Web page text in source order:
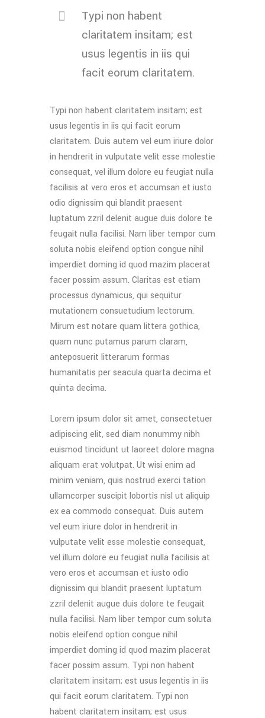
Typi non habent
claritatem insitam; est
usus legentis in iis qui
facit eorum claritatem.
Typi non habent claritatem insitam; est
usus legentis in iis qui facit eorum
claritatem. Duis autem vel eum iriure dolor
in hendrerit in vulputate velit esse molestie
consequat, vel illum dolore eu feugiat nulla
facilisis at vero eros et accumsan et iusto
odio dignissim qui blandit praesent
luptatum zzril delenit augue duis dolore te
feugait nulla facilisi. Nam liber tempor cum
soluta nobis eleifend option congue nihil
imperdiet doming id quod mazim placerat
facer possim assum. Claritas est etiam
processus dynamicus, qui sequitur
mutationem consuetudium lectorum.
Mirum est notare quam littera gothica,
quam nunc putamus parum claram,
anteposuerit litterarum formas
humanitatis per seacula quarta decima et
quinta decima.
Lorem ipsum dolor sit amet, consectetuer
adipiscing elit, sed diam nonummy nibh
euismod tincidunt ut laoreet dolore magna
aliquam erat volutpat. Ut wisi enim ad
minim veniam, quis nostrud exerci tation
ullamcorper suscipit lobortis nisl ut aliquip
ex ea commodo consequat. Duis autem
vel eum iriure dolor in hendrerit in
vulputate velit esse molestie consequat,
vel illum dolore eu feugiat nulla facilisis at
vero eros et accumsan et iusto odio
dignissim qui blandit praesent luptatum
zzril delenit augue duis dolore te feugait
nulla facilisi. Nam liber tempor cum soluta
nobis eleifend option congue nihil
imperdiet doming id quod mazim placerat
facer possim assum. Typi non habent
claritatem insitam; est usus legentis in iis
qui facit eorum claritatem. Typi non
habent claritatem insitam; est usus